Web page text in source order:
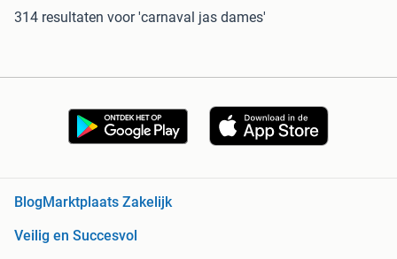
314 resultaten voor 'carnaval jas dames'
Blog Marktplaats Zakelijk
Veilig en Succesvol